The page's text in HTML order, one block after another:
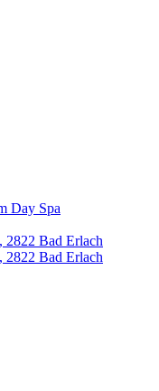
Day Spa
2822 Bad Erlach
2822 Bad Erlach